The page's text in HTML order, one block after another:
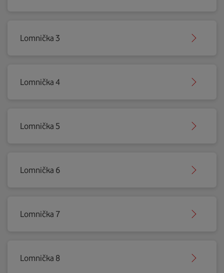
Lomnička 3
Lomnička 4
Lomnička 5
Lomnička 6
Lomnička 7
Lomnička 8